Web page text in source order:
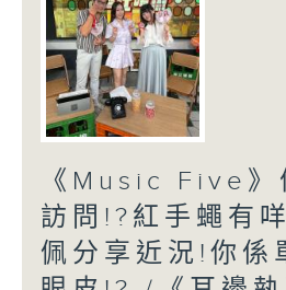
《Music Five》
訪問!?紅手蠅有
佩分享近況!你係